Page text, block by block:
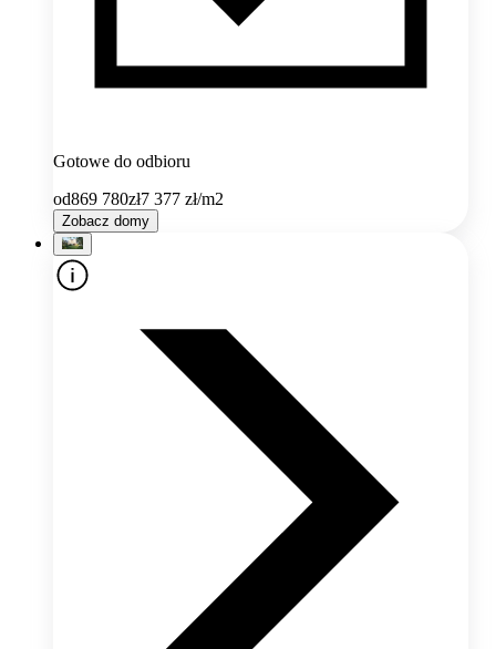
Gotowe do odbioru
od869 780zł7 377 zł/m2
Zobacz domy